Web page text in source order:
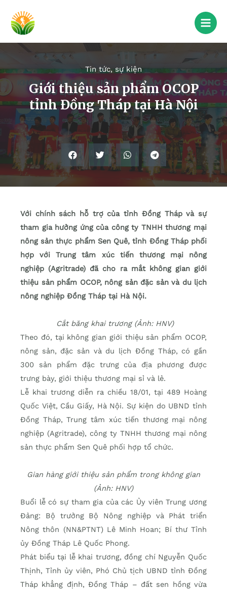
Tin tức, sự kiện
Giới thiệu sản phẩm OCOP
tỉnh Đồng Tháp tại Hà Nội
Với chính sách hỗ trợ của tỉnh Đồng Tháp và sự
tham gia hưởng ứng của công ty TNHH thương mại
nông sản thực phẩm Sen Quê, tỉnh Đồng Tháp phối
hợp với Trung tâm xúc tiến thương mại nông
nghiệp (Agritrade) đã cho ra mắt không gian giới
thiệu sản phẩm OCOP, nông sản đặc sản và du lịch
nông nghiệp Đồng Tháp tại Hà Nội.
Cắt băng khai trương (Ảnh: HNV)
Theo đó, tại không gian giới thiệu sản phẩm OCOP,
nông sản, đặc sản và du lịch Đồng Tháp, có gần
300 sản phẩm đặc trưng của địa phương được
trưng bày, giới thiệu thương mại sỉ và lẻ.
Lễ khai trương diễn ra chiều 18/01, tại 489 Hoàng
Quốc Việt, Cầu Giấy, Hà Nội. Sự kiện do UBND tỉnh
Đồng Tháp, Trung tâm xúc tiến thương mại nông
nghiệp (Agritrade), công ty TNHH thương mại nông
sản thực phẩm Sen Quê phối hợp tổ chức.
Gian hàng giới thiệu sản phẩm trong không gian
(Ảnh: HNV)
Buổi lễ có sự tham gia của các Ủy viên Trung ương
Đảng: Bộ trưởng Bộ Nông nghiệp và Phát triển
Nông thôn (NN&PTNT) Lê Minh Hoan; Bí thư Tỉnh
ủy Đồng Tháp Lê Quốc Phong.
Phát biểu tại lễ khai trương, đồng chí Nguyễn Quốc
Thịnh, Tỉnh ủy viên, Phó Chủ tịch UBND tỉnh Đồng
Tháp khẳng định, Đồng Tháp – đất sen hồng vừa